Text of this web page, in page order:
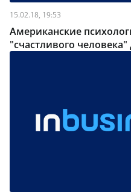
15.02.18, 19:53
Американские
"счастливого